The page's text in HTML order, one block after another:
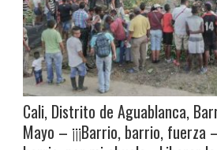
Cali, Distrito de Aguablanca,
Mayo – ¡¡¡Barrio, barrio,